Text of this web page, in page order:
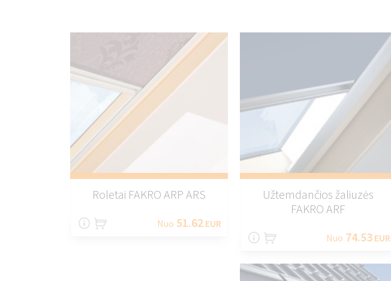
Roletai FAKRO ARP ARS
Nuo 51.62EUR
Užtemdančios žaliuzės
FAKRO ARF
Nuo 74.53 EUR